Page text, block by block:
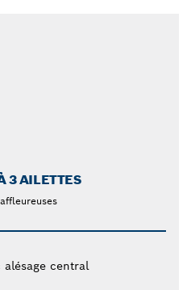
3 AILETTES
alésage central